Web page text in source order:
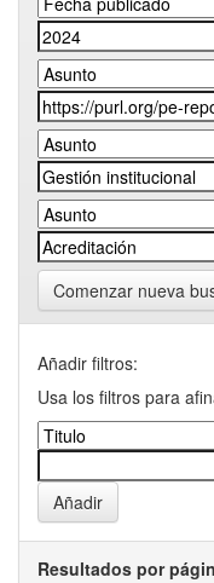
Comenzar nueva
Añadir filtros:
Usa los filtros para
Resultados por